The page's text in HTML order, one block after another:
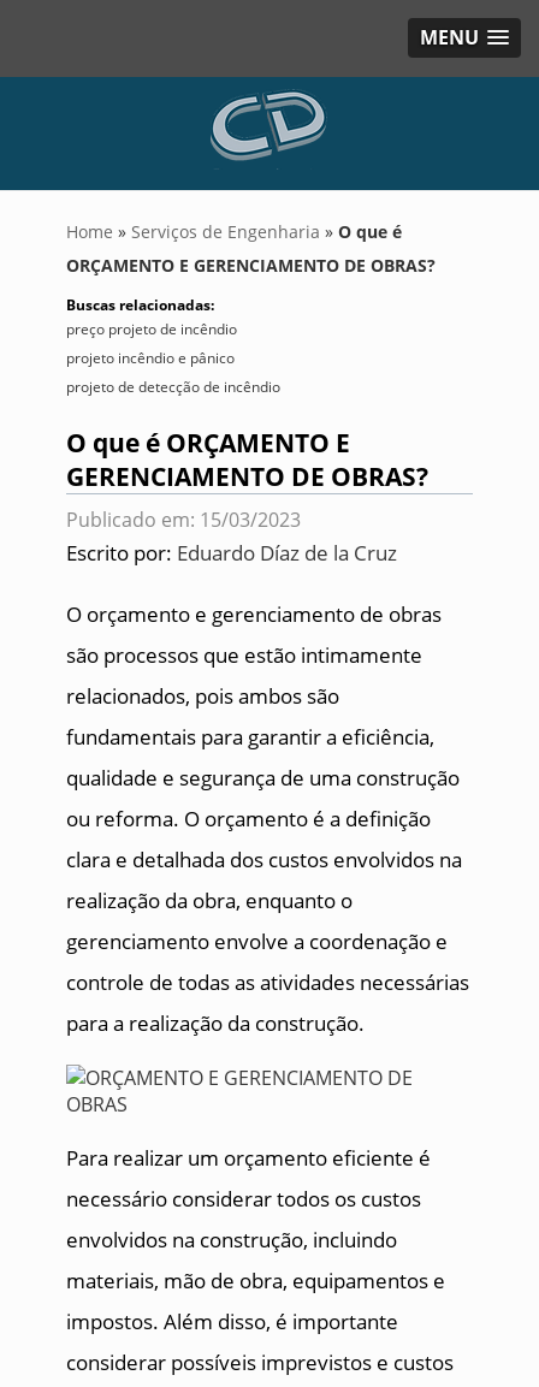
MENU
Home » Serviços de Engenharia » O que é
ORÇAMENTO E GERENCIAMENTO DE OBRAS?
Buscas relacionadas:
preço projeto de incêndio
projeto incêndio e pânico
projeto de detecção de incêndio
O que é ORÇAMENTO E
GERENCIAMENTO DE OBRAS?
Publicado em: 15/03/2023
Escrito por: Eduardo Díaz de la Cruz
O orçamento e gerenciamento de obras
são processos que estão intimamente
relacionados, pois ambos são
fundamentais para garantir a eficiência,
qualidade e segurança de uma construção
ou reforma. O orçamento é a definição
clara e detalhada dos custos envolvidos na
realização da obra, enquanto o
gerenciamento envolve a coordenação e
controle de todas as atividades necessárias
para a realização da construção.
Para realizar um orçamento eficiente é
necessário considerar todos os custos
envolvidos na construção, incluindo
materiais, mão de obra, equipamentos e
impostos. Além disso, é importante
considerar possíveis imprevistos e custos